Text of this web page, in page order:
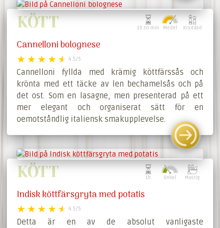
KÖTT 1h 30 min Medel Kryddad
Cannelloni bolognese
4.5/5
Cannelloni fyllda med krämig köttfärssås och
krönta med ett täcke av len bechamelsås och på
det ost. Som en lasagne, men presenterad på ett
mer elegant och organiserat sätt för en
oemotståndlig italiensk smakupplevelse.
KÖTT 1h Enkel Mustig
Indisk köttfärsgryta med potatis
4.5/5
Detta är en av de absolut vanligaste